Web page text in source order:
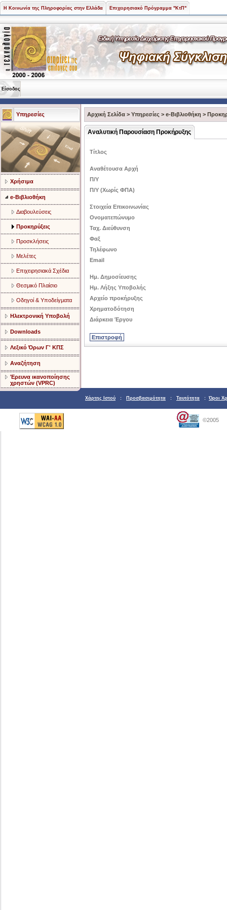
Η Κοινωνία της Πληροφορίας στην Ελλάδα Επιχειρησιακό Πρόγραμμα "ΚτΠ"
Είσοδος
Υπηρεσίες
Χρήσιμα
e-Βιβλιοθήκη
Διαβουλεύσεις
Προκηρύξεις
Προσκλήσεις
Μελέτες
Επιχειρησιακά Σχέδια
Θεσμικό Πλαίσιο
Οδηγοί & Υποδείγματα
Ηλεκτρονική Υποβολή
Downloads
Λεξικό Όρων Γ' ΚΠΣ
Αναζήτηση
Έρευνα ικανοποίησης
χρηστών (VPRC)
Αρχική Σελίδα > Υπηρεσίες > e-Βιβλιοθήκη >
Αναλυτική Παρουσίαση Προκήρυξης
Τίτλος
Αναθέτουσα Αρχή
Π/Υ
Π/Υ (Χωρίς ΦΠΑ)
Στοιχεία Επικοινωνίας
Ονοματεπώνυμο
Ταχ. Διεύθυνση
Φαξ
Τηλέφωνο
Email
Ημ. Δημοσίευσης
Ημ. Λήξης Υποβολής
Αρχείο προκήρυξης
Χρηματοδότηση
Διάρκεια Έργου
Χάρτης Ιστού : Προσβασιμότητα : Ταυτότητα : Όροι
©2005